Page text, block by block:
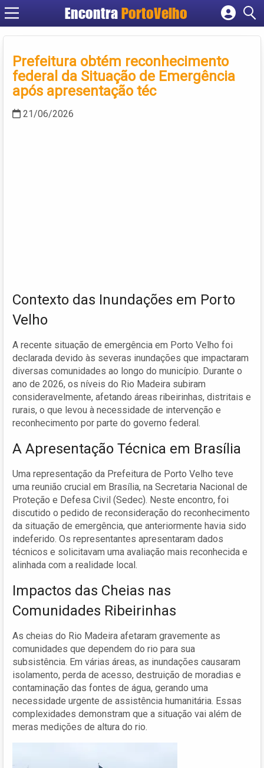
EncontraPortoVelho
Cadastrar empresa
Criar conta
Prefeitura obtém reconhecimento
federal da Situação de Emergência
após apresentação téc
21/06/2026
Contexto das Inundações em Porto
Velho
A recente situação de emergência em Porto Velho foi
declarada devido às severas inundações que impactaram
diversas comunidades ao longo do município. Durante o
ano de 2026, os níveis do Rio Madeira subiram
consideravelmente, afetando áreas ribeirinhas, distritais e
rurais, o que levou à necessidade de intervenção e
reconhecimento por parte do governo federal.
A Apresentação Técnica em Brasília
Uma representação da Prefeitura de Porto Velho teve
uma reunião crucial em Brasília, na Secretaria Nacional de
Proteção e Defesa Civil (Sedec). Neste encontro, foi
discutido o pedido de reconsideração do reconhecimento
da situação de emergência, que anteriormente havia sido
indeferido. Os representantes apresentaram dados
técnicos e solicitavam uma avaliação mais reconhecida e
alinhada com a realidade local.
Impactos das Cheias nas
Comunidades Ribeirinhas
As cheias do Rio Madeira afetaram gravemente as
comunidades que dependem do rio para sua
subsistência. Em várias áreas, as inundações causaram
isolamento, perda de acesso, destruição de moradias e
contaminação das fontes de água, gerando uma
necessidade urgente de assistência humanitária. Essas
complexidades demonstram que a situação vai além de
meras medições de altura do rio.